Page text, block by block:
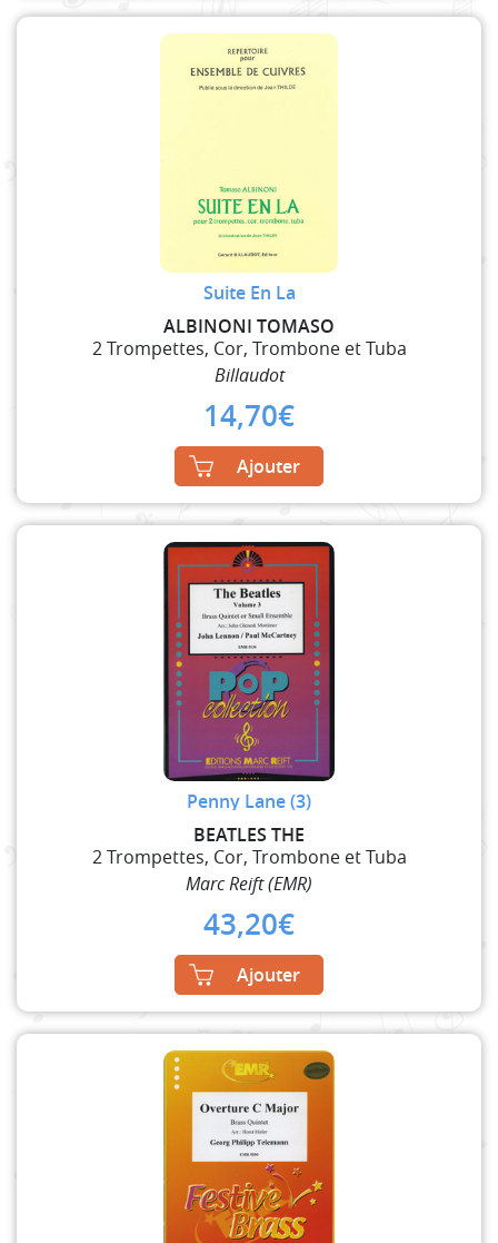
Suite En La
ALBINONI TOMASO
2 Trompettes, Cor, Trombone et Tuba
Billaudot
14,70€
Ajouter
Penny Lane (3)
BEATLES THE
2 Trompettes, Cor, Trombone et Tuba
Marc Reift (EMR)
43,20€
Ajouter